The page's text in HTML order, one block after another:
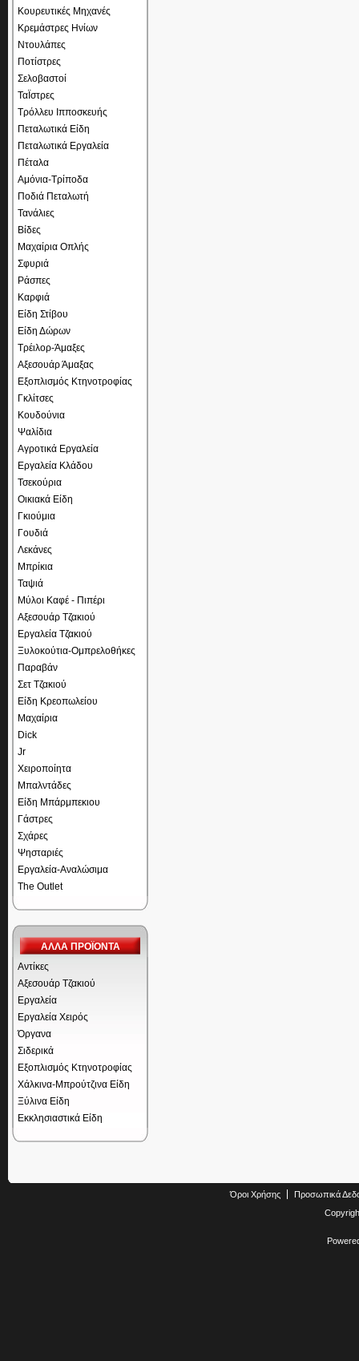
Κουρευτικές Μηχανές
Κρεμάστρες Ηνίων
Ντουλάπες
Ποτίστρες
Σελοβαστοί
ΤαΪστρες
Τρόλλευ Ιπποσκευής
Πεταλωτικά Είδη
Πεταλωτικά Εργαλεία
Πέταλα
Αμόνια-Τρίποδα
Ποδιά Πεταλωτή
Τανάλιες
Βίδες
Μαχαίρια Οπλής
Σφυριά
Ράσπες
Καρφιά
Είδη Στίβου
Είδη Δώρων
Τρέιλορ-Άμαξες
Αξεσουάρ Άμαξας
Εξοπλισμός Κτηνοτροφίας
Γκλίτσες
Κουδούνια
Ψαλίδια
Αγροτικά Εργαλεία
Εργαλεία Κλάδου
Τσεκούρια
Οικιακά Είδη
Γκιούμια
Γουδιά
Λεκάνες
Μπρίκια
Ταψιά
Μύλοι Καφέ - Πιπέρι
Αξεσουάρ Τζακιού
Εργαλεία Τζακιού
Ξυλοκούτια-Ομπρελοθήκες
Παραβάν
Σετ Τζακιού
Είδη Κρεοπωλείου
Μαχαίρια
Dick
Jr
Χειροποίητα
Μπαλντάδες
Είδη Μπάρμπεκιου
Γάστρες
Σχάρες
Ψησταριές
Εργαλεία-Αναλώσιμα
The Outlet
ΑΛΛΑ ΠΡΟΪΟΝΤΑ
Αντίκες
Αξεσουάρ Τζακιού
Εργαλεία
Εργαλεία Χειρός
Όργανα
Σιδερικά
Εξοπλισμός Κτηνοτροφίας
Χάλκινα-Μπρούτζινα Είδη
Ξύλινα Είδη
Εκκλησιαστικά Είδη
Όροι Χρήσης
Προσωπικά